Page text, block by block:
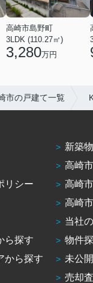
高崎市島野町
3LDK (110.27㎡)
3,280万円
市の戸建て一覧
リシー
ら探す
から探す
新築
高崎
高崎
高崎
当社
物件
未公
売却